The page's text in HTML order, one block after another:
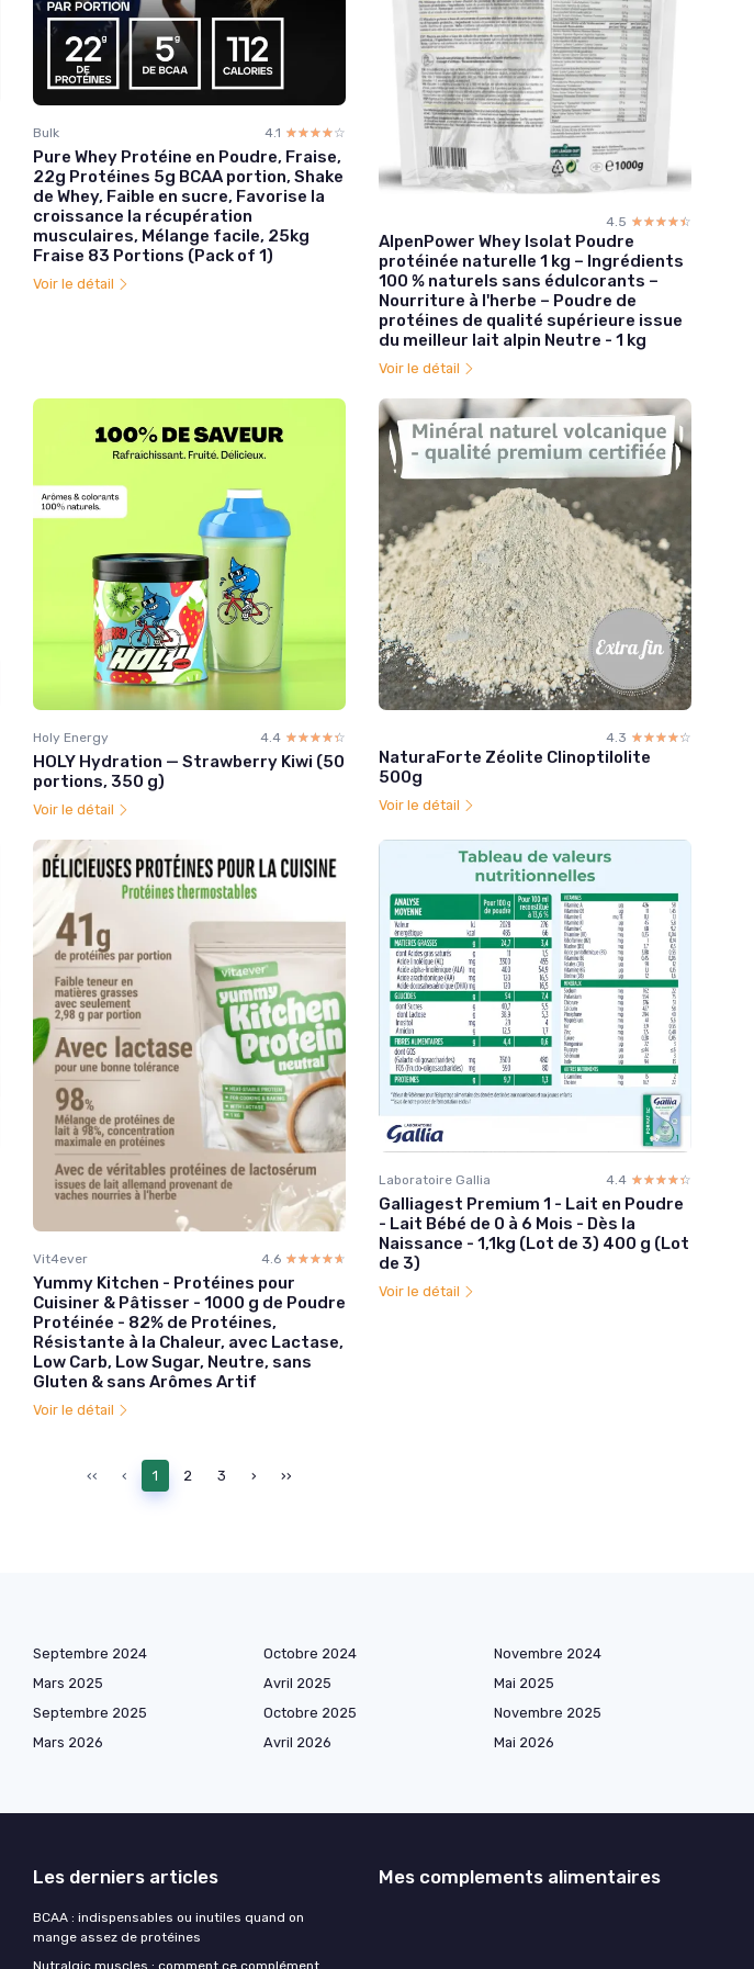
Bulk 4.1 ☆☆☆☆☆
★★★★★
Pure Whey Protéine en Poudre, Fraise,
22g Protéines 5g BCAA portion, Shake
de Whey, Faible en sucre, Favorise la
croissance la récupération
musculaires, Mélange facile, 25kg
Fraise 83 Portions (Pack of 1)
Voir le détail
4.5 ☆☆☆☆☆
★★★★★
AlpenPower Whey Isolat Poudre
protéinée naturelle 1 kg – Ingrédients
100 % naturels sans édulcorants –
Nourriture à l'herbe – Poudre de
protéines de qualité supérieure issue
du meilleur lait alpin Neutre - 1 kg
Voir le détail
Holy Energy 4.4 ☆☆☆☆☆
★★★★★
HOLY Hydration — Strawberry Kiwi (50
portions, 350 g)
Voir le détail
4.3 ☆☆☆☆☆
★★★★★
NaturaForte Zéolite Clinoptilolite
500g
Voir le détail
Vit4ever 4.6 ☆☆☆☆☆
★★★★★
Yummy Kitchen - Protéines pour
Cuisiner & Pâtisser - 1000 g de Poudre
Protéinée - 82% de Protéines,
Résistante à la Chaleur, avec Lactase,
Low Carb, Low Sugar, Neutre, sans
Gluten & sans Arômes Artif
Voir le détail
Laboratoire Gallia 4.4 ☆☆☆☆☆
★★★★★
Galliagest Premium 1 - Lait en Poudre
- Lait Bébé de 0 à 6 Mois - Dès la
Naissance - 1,1kg (Lot de 3) 400 g (Lot
de 3)
Voir le détail
‹‹ ‹ 1 2 3 › ››
Septembre 2024 Octobre 2024
Novembre 2024
Mars 2025 Avril 2025
Mai 2025
Septembre 2025 Octobre 2025
Novembre 2025
Mars 2026 Avril 2026
Mai 2026
Les derniers articles
BCAA : indispensables ou inutiles quand on
mange assez de protéines
Nutralgic muscles : comment ce complément
Mes complements alimentaires